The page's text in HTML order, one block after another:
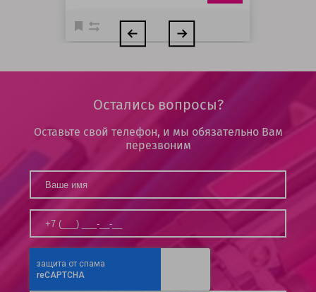
Остались вопросы?
Оставьте свой телефон, и мы обязательно Вам
перезвоним